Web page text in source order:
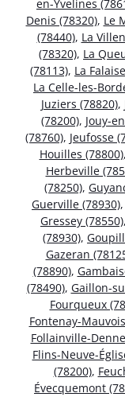
en-Yvelines
Denis (78320), Le
(78440), La
(78320), La
(78113), La
La Celle-les-
Juziers (78820),
(78200), Jouy-
(78760), Jeufosse
Houilles (78800),
Herbeville
(78250),
Guerville (78930),
Gressey (78550),
(78930),
Gazeran
(78890),
(78490), Gaillon-
Fourqueux
Fontenay-
Follainville-
Flins-Neuve-
(78200),
Évecquemont